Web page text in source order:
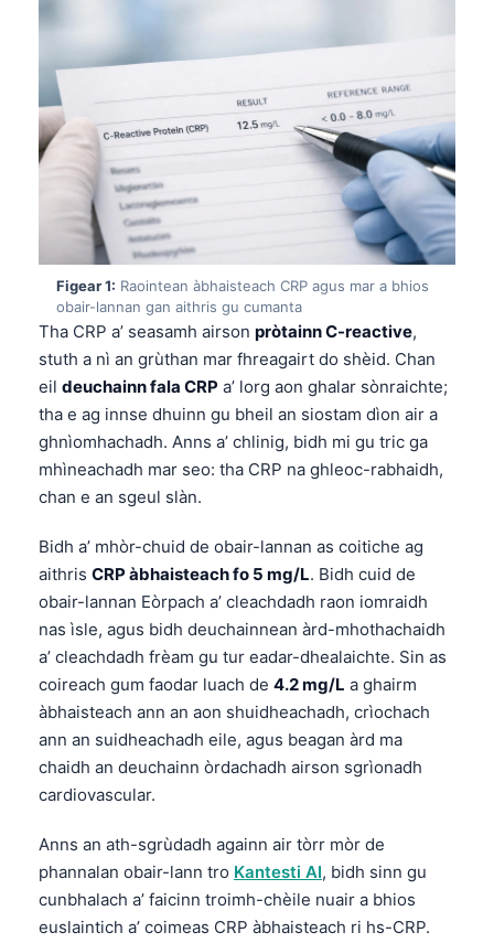
Figear 1: Raointean àbhaisteach CRP agus mar a bhios
obair-lannan gan aithris gu cumanta
Tha CRP a’ seasamh airson pròtainn C-reactive,
stuth a nì an grùthan mar fhreagairt do shèid. Chan
eil deuchainn fala CRP a’ lorg aon ghalar sònraichte;
tha e ag innse dhuinn gu bheil an siostam dìon air a
ghnìomhachadh. Anns a’ chlinig, bidh mi gu tric ga
mhìneachadh mar seo: tha CRP na ghleoc-rabhaidh,
chan e an sgeul slàn.
Bidh a’ mhòr-chuid de obair-lannan as coitiche ag
aithris CRP àbhaisteach fo 5 mg/L. Bidh cuid de
obair-lannan Eòrpach a’ cleachdadh raon iomraidh
nas ìsle, agus bidh deuchainnean àrd-mhothachaidh
a’ cleachdadh frèam gu tur eadar-dhealaichte. Sin as
coireach gum faodar luach de 4.2 mg/L a ghairm
àbhaisteach ann an aon shuidheachadh, crìochach
ann an suidheachadh eile, agus beagan àrd ma
chaidh an deuchainn òrdachadh airson sgrìonadh
cardiovascular.
Anns an ath-sgrùdadh againn air tòrr mòr de
phannalan obair-lann tro Kantesti AI, bidh sinn gu
cunbhalach a’ faicinn troimh-chèile nuair a bhios
euslaintich a’ coimeas CRP àbhaisteach ri hs-CRP.